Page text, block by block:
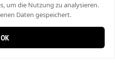
um die Nutzung zu analysieren.
Daten gespeichert.
OK